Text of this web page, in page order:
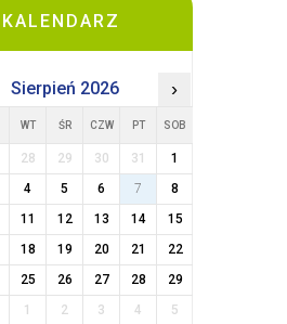
KALENDARZ
Sierpień 2026 ›
WT ŚR CZW PT SOB
28 29 30 31
1
4 5 6 7
8
11 12 13 14
15
18 19 20 21
22
25 26 27 28
29
1 2 3 4 5